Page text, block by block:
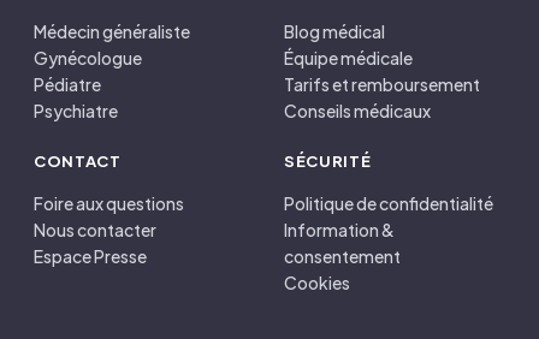
Médecin généraliste
Gynécologue
Pédiatre
Psychiatre
Blog médical
Équipe médicale
Tarifs et remboursement
Conseils médicaux
CONTACT
Foire aux questions
Nous contacter
Espace Presse
SÉCURITÉ
Politique de confidentialité
Information &
consentement
Cookies